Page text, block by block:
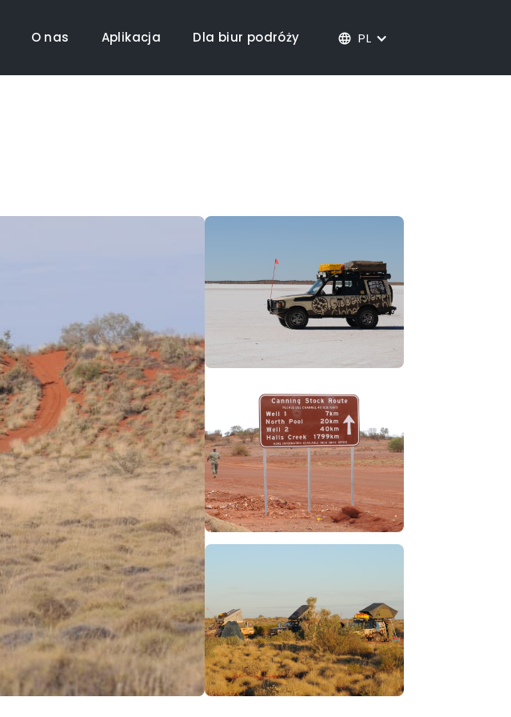
O nas Aplikacja Dla biur podróży language PL